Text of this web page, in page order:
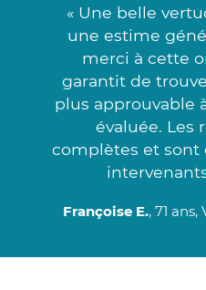
« Une belle
une estime
merci à cette
garantit de
plus approuvable
évaluée. Les
complètes et sont
Françoise E., 71